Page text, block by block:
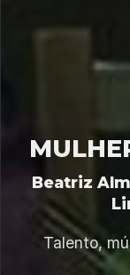
Beatriz
Talento,